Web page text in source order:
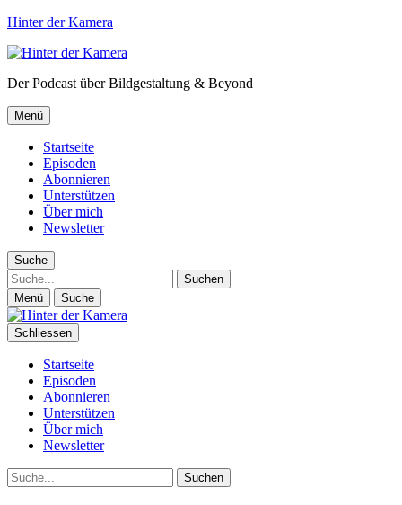
Hinter der Kamera
Der Podcast über Bildgestaltung & Beyond
Menü
Startseite
Episoden
Abonnieren
Unterstützen
Über mich
Newsletter
Suche
Suche
Menü Suche
Schliessen
Startseite
Episoden
Abonnieren
Unterstützen
Über mich
Newsletter
Suche